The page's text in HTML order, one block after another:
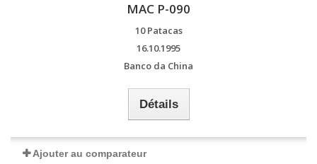
MAC P-090
10 Patacas
16.10.1995
Banco da China
Détails
Ajouter au comparateur